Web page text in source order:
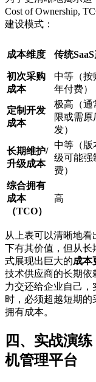
Cost of Ownership,
建设模式：
成本维度 传统
初次采购
成本
中等（按
年付费）
定制开发
成本
极高（通
限或需原
发）
长期维护/
升级成本
中等（版
级可能强
费）
综合拥有
成本
（TCO）
高
从上表可以清晰地看
下有其价值，但从长
式展现出巨大的成本
技术供应商的长期依
力交还给企业自己
时，必须超越短期
拥有成本。
四、实战演
机管理平台